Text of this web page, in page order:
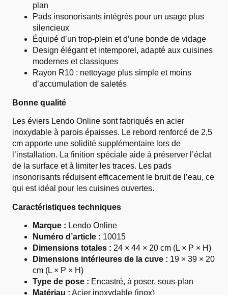
plan
Pads insonorisants intégrés pour un usage plus
silencieux
Équipé d’un trop-plein et d’une bonde de vidage
Design élégant et intemporel, adapté aux cuisines
modernes et classiques
Rayon R10 : nettoyage plus simple et moins
d’accumulation de saletés
Bonne qualité
Les éviers Lendo Online sont fabriqués en acier
inoxydable à parois épaisses. Le rebord renforcé de 2,5
cm apporte une solidité supplémentaire lors de
l’installation. La finition spéciale aide à préserver l’éclat
de la surface et à limiter les traces. Les pads
insonorisants réduisent efficacement le bruit de l’eau, ce
qui est idéal pour les cuisines ouvertes.
Caractéristiques techniques
Marque : Lendo Online
Numéro d’article : 10015
Dimensions totales : 24 × 44 × 20 cm (L × P × H)
Dimensions intérieures de la cuve : 19 × 39 × 20
cm (L × P × H)
Type de pose : Encastré, à poser, sous-plan
Matériau : Acier inoxydable (inox)